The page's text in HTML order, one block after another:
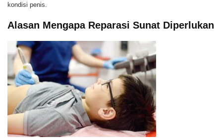
kondisi penis.
Alasan Mengapa Reparasi Sunat Diperlukan